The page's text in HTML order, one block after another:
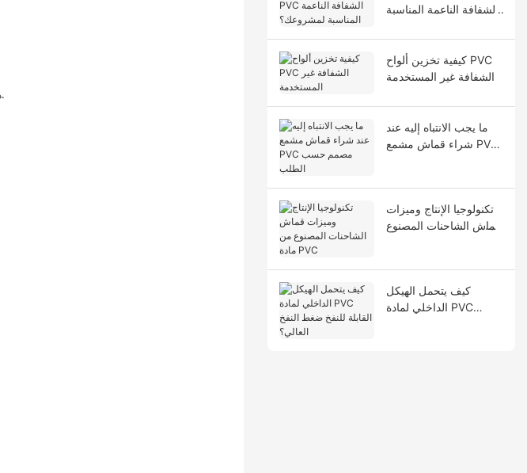
المادة الرئيسية لـ SPC هي 25% بولي فينيل كلورايد + 75% مسحوق كربونات الكالسيوم، وهو نوع من الأرضيات الصلبة.
الشفافة الناعمة المناسبة
كيفية تخزين ألواح PVC
الشفافة غير المستخدمة
ما يجب الانتباه إليه عند
شراء قماش مشمع PVC
تكنولوجيا الإنتاج وميزات
قماش الشاحنات المصنوع
كيف يتحمل الهيكل
الداخلي لمادة PVC